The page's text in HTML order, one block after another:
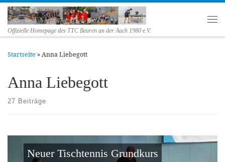
Zum Inhalt springen
Offizielle Homepage des TTC Beuren an der Aach 1980 e.V.
Startseite »Anna Liebegott
Anna Liebegott
27 Beiträge
Neuer Tischtennis Grundkurs